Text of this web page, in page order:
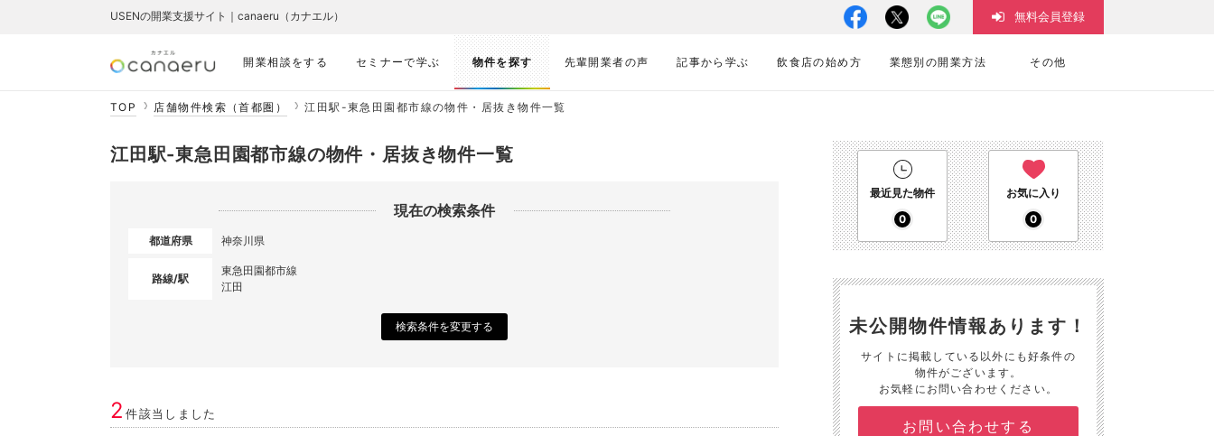
開業相談をする セミナーで学ぶ 物件を探す 先輩開業者の声 記事から学ぶ 飲食店の始め方 業態別の開業方法 その他
USENの開業支援サイト｜canaeru（カナエル） 無料会員登録
TOP 店舗物件検索（首都圏） 江田駅-東急田園都市線の物件・居抜き物件一覧
江田駅-東急田園都市線の物件・居抜き物件一覧
現在の検索条件
都道府県 神奈川県
路線/駅
東急田園都市線
江田
検索条件を変更する
2件該当しました
最近見た物件
0
お気に入り
0
未公開物件情報あります！
サイトに掲載している以外にも好条件の
物件がございます。
お気軽にお問い合わせください。
お問い合わせする